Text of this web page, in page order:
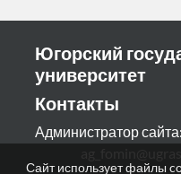
Сайт использует файлы
Югорский
университет
Контакты
Администратор сайта: